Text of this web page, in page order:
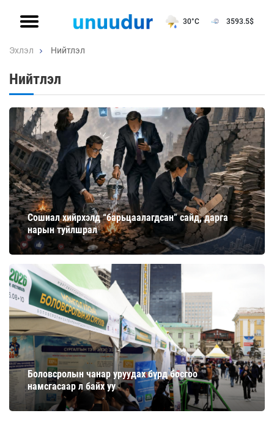
30°C 3593.5$
Эхлэл Нийтлэл
Нийтлэл
Сошиал хийрхэлд “барьцаалагдсан” сайд, дарга
нарын туйлшрал
Боловсролын чанар уруудах бүрд босгоо
намсгасаар л байх уу